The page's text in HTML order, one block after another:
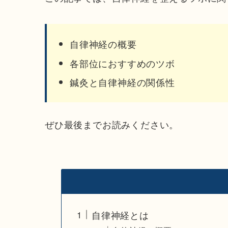
自律神経の概要
各部位におすすめのツボ
鍼灸と自律神経の関係性
ぜひ最後までお読みください。
自律神経とは